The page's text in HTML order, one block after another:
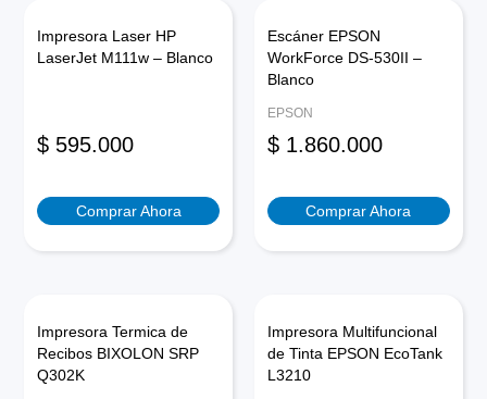
Impresora Laser HP
LaserJet M111w – Blanco
$ 595.000
Comprar Ahora
Escáner EPSON
WorkForce DS-530II –
Blanco
EPSON
$ 1.860.000
Comprar Ahora
Impresora Termica de
Recibos BIXOLON SRP
Q302K
Impresora Multifuncional
de Tinta EPSON EcoTank
L3210